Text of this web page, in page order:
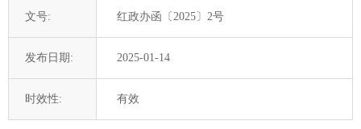
文号: 红政办函〔2025〕2号
发布日期: 2025-01-14
时效性: 有效